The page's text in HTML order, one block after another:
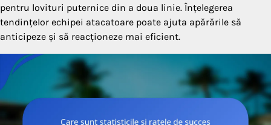
pentru lovituri puternice din a doua linie. Înțelegerea
tendințelor echipei atacatoare poate ajuta apărările să
anticipeze și să reacționeze mai eficient.